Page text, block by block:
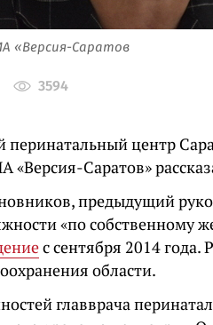
«Версия-Саратов
3594
центр
«Версия-Саратов»
предыдущий
«по собственному
с сентября 2014 года.
области.
главврача